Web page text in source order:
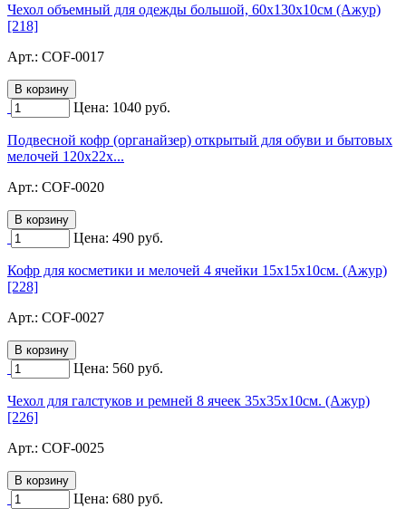
Чехол объемный для одежды большой, 60х130х10см (Ажур)
[218]
Арт.: COF-0017
Цена: 1040 руб.
Подвесной кофр (органайзер) открытый для обуви и бытовых
мелочей 120х22х...
Арт.: COF-0020
Цена: 490 руб.
Кофр для косметики и мелочей 4 ячейки 15х15х10см. (Ажур)
[228]
Арт.: COF-0027
Цена: 560 руб.
Чехол для галстуков и ремней 8 ячеек 35х35х10см. (Ажур)
[226]
Арт.: COF-0025
Цена: 680 руб.